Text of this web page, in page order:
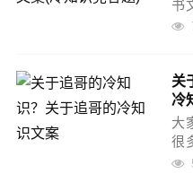
书
懂
案
赛
关
冷
大
很
关